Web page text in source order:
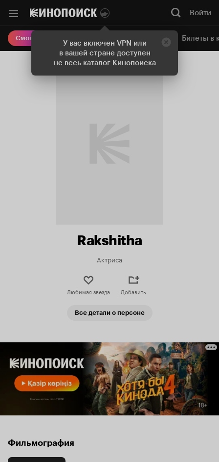
У вас включен VPN или
в вашей стране доступен
не весь каталог Кинопоиска
Войти
Смотреть кино Онлайн-кинотеатр Билеты в
Rakshitha
Актриса
Любимая звезда Добавить
Все детали о персоне
Фильмография